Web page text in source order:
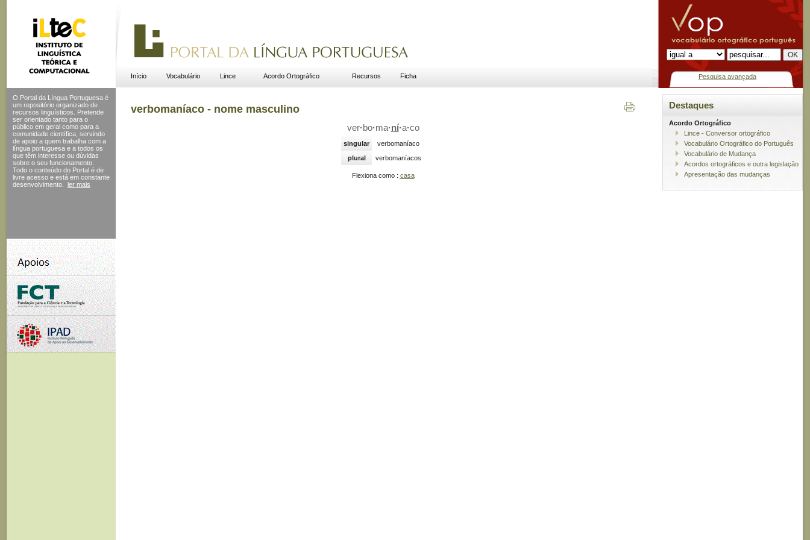
Início Vocabulário Lince Acordo Ortográfico Recursos Ficha Pesquisa avançada
O Portal da Língua Portuguesa é
um repositório organizado de
recursos linguísticos. Pretende
ser orientado tanto para o
público em geral como para a
comunidade científica, servindo
de apoio a quem trabalha com a
língua portuguesa e a todos os
que têm interesse ou dúvidas
sobre o seu funcionamento.
Todo o conteúdo do Portal é de
livre acesso e está em constante
desenvolvimento.
ler mais
verbomaníaco - nome masculino
ver· bo·ma·ní·a·co
singular
verbomaníaco
plural
verbomaníacos
Flexiona como : casa
Destaques
Acordo Ortográfico
Lince - Conversor ortográfico
Vocabulário Ortográfico do Português
Vocabulário de Mudança
Acordos ortográficos e outra legislação
Apresentação das mudanças